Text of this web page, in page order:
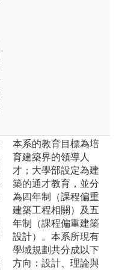
本系的教育目標為培
育建築界的領導人
才；大學部設定為建
築的通才教育，並分
為四年制（課程偏重
建築工程相關）及五
年制（課程偏重建築
設計）。本系所現有
學域規劃共分成以下
方向：設計、理論與